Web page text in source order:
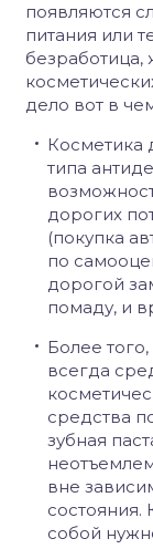
появляются
питания или
дело вот в
Косметика
типа
дорогих
(покупка
по
дорогой
помаду, и
Более
всегда
средства
зубная
вне
состояния.
собой